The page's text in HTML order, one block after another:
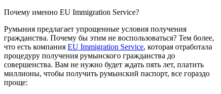
Почему именно EU Immigration Service?
Румыния предлагает упрощенные условия получения
гражданства. Почему бы этим не воспользоваться? Тем более,
что есть компания EU Immigration Service, которая отработала
процедуру получения румынского гражданства до
совершенства. Вам не нужно будет ждать пять лет, платить
миллионы, чтобы получить румынский паспорт, все гораздо
проще: